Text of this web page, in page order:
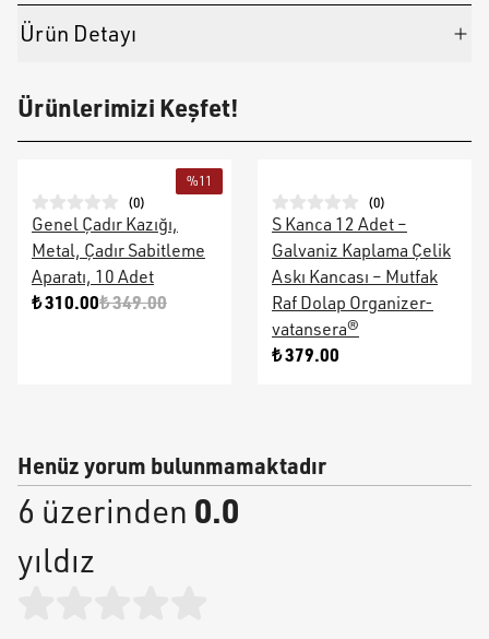
Ürün Detayı
Ürünlerimizi Keşfet!
%11
(0)
Genel Çadır Kazığı,
Metal, Çadır Sabitleme
Aparatı, 10 Adet
₺ 310.00₺ 349.00
(0)
S Kanca 12 Adet –
Galvaniz Kaplama Çelik
Askı Kancası – Mutfak
Raf Dolap Organizer-
vatansera®
₺ 379.00
Henüz yorum bulunmamaktadır
6 üzerinden 0.0
yıldız